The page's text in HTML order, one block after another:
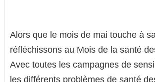
Alors que le mois de mai touche à
réfléchissons au Mois de la santé
Avec toutes les campagnes de
les différents problèmes de santé